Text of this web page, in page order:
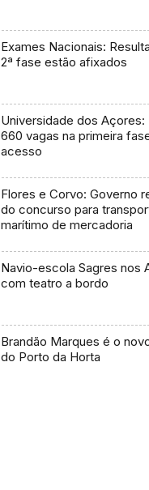
Exames Nacionais:
2ª fase estão afixados
Universidade dos Açores:
660 vagas na primeira
acesso
Flores e Corvo: Governo
do concurso para
marítimo de mercadoria
Navio-escola Sagres nos
com teatro a bordo
Brandão Marques é o
do Porto da Horta